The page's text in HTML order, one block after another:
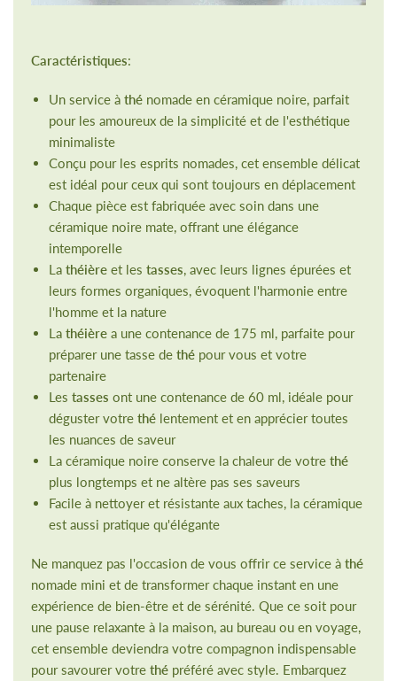
Caractéristiques:
Un service à thé nomade en céramique noire, parfait
pour les amoureux de la simplicité et de l'esthétique
minimaliste
Conçu pour les esprits nomades, cet ensemble délicat
est idéal pour ceux qui sont toujours en déplacement
Chaque pièce est fabriquée avec soin dans une
céramique noire mate, offrant une élégance
intemporelle
La théière et les tasses, avec leurs lignes épurées et
leurs formes organiques, évoquent l'harmonie entre
l'homme et la nature
La théière a une contenance de 175 ml, parfaite pour
préparer une tasse de thé pour vous et votre
partenaire
Les tasses ont une contenance de 60 ml, idéale pour
déguster votre thé lentement et en apprécier toutes
les nuances de saveur
La céramique noire conserve la chaleur de votre thé
plus longtemps et ne altère pas ses saveurs
Facile à nettoyer et résistante aux taches, la céramique
est aussi pratique qu'élégante
Ne manquez pas l'occasion de vous offrir ce service àthé
nomade mini et de transformer chaque instant en une
expérience de bien-être et de sérénité. Que ce soit pour
une pause relaxante à la maison, au bureau ou en voyage,
cet ensemble deviendra votre compagnon indispensable
pour savourer votrethé préféré avec style. Embarquez